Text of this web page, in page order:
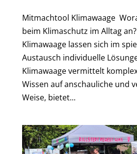
Mitmachtool Klimawaage
beim Klimaschutz im Alltag
Klimawaage lassen sich im
Austausch individuelle
Klimawaage vermittelt
Wissen auf anschauliche und
Weise, bietet...